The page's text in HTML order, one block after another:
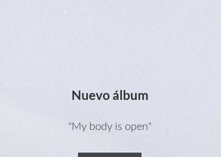
Nuevo álbum
"My body is open"